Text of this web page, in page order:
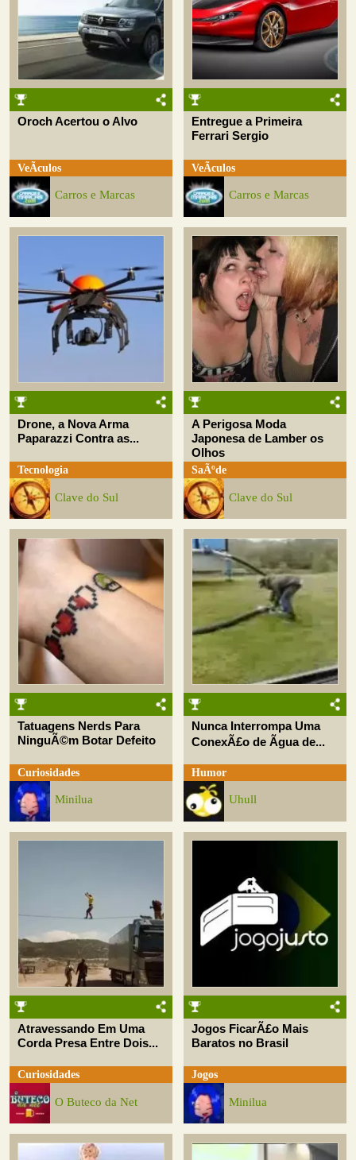
Oroch Acertou o Alvo
VeÃ­culos
Carros e Marcas
Entregue a Primeira
Ferrari Sergio
VeÃ­culos
Carros e Marcas
Drone, a Nova Arma
Paparazzi Contra as...
Tecnologia
Clave do Sul
A Perigosa Moda
Japonesa de Lamber os
Olhos
SaÃºde
Clave do Sul
Tatuagens Nerds Para
NinguÃ©m Botar Defeito
Curiosidades
Minilua
Nunca Interrompa Uma
ConexÃ£o de Ãgua de...
Humor
Uhull
Atravessando Em Uma
Corda Presa Entre Dois...
Curiosidades
O Buteco da Net
Jogos FicarÃ£o Mais
Baratos no Brasil
Jogos
Minilua